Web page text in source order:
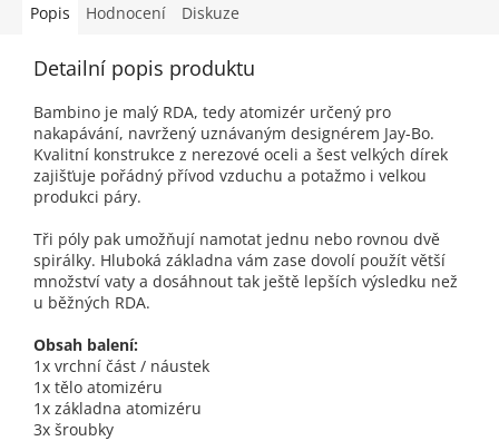
Popis Hodnocení Diskuze
Detailní popis produktu
Bambino je malý RDA, tedy atomizér určený pro
nakapávání, navržený uznávaným designérem Jay-Bo.
Kvalitní konstrukce z nerezové oceli a šest velkých dírek
zajišťuje pořádný přívod vzduchu a potažmo i velkou
produkci páry.
Tři póly pak umožňují namotat jednu nebo rovnou dvě
spirálky. Hluboká základna vám zase dovolí použít větší
množství vaty a dosáhnout tak ještě lepších výsledku než
u běžných RDA.
Obsah balení:
1x vrchní část / náustek
1x tělo atomizéru
1x základna atomizéru
3x šroubky